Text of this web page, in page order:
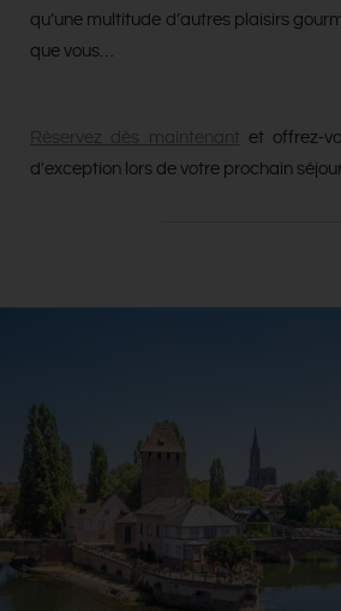
qu’une multitude d’autres plaisirs
que vous…
et offrez-
d'exception lors de votre prochain